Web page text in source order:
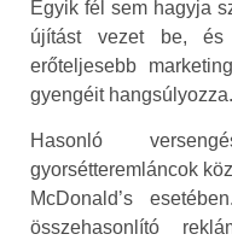
Egyik fél sem hagyja
újítást vezet be,
erőteljesebb
gyengéit hangsúlyozza.
Hasonló
gyorsétteremláncok
McDonald’s
összehasonlító